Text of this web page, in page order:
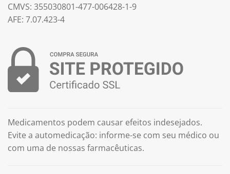
CMVS: 355030801-477-006428-1-9
AFE: 7.07.423-4
Medicamentos podem causar efeitos indesejados.
Evite a automedicação: informe-se com seu médico ou
com uma de nossas farmacêuticas.